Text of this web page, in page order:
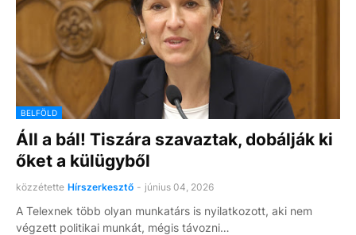
BELFÖLD
Áll a bál! Tiszára szavaztak, dobálják ki
őket a külügyből
közzétette Hírszerkesztő - június 04, 2026
A Telexnek több olyan munkatárs is nyilatkozott, aki nem
végzett politikai munkát, mégis távozni…